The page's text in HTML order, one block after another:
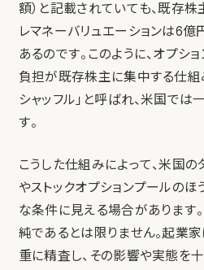
額）と記載されていても、既存
レマネーバリュエーションは6
あるのです。このように、オプシ
負担が既存株主に集中する仕組
シャッフル」と呼ばれ、米国で
す。
こうした仕組みによって、米国
やストックオプションプールのほ
な条件に見える場合があります
純であるとは限りません。起業
重に精査し、その影響や実態を